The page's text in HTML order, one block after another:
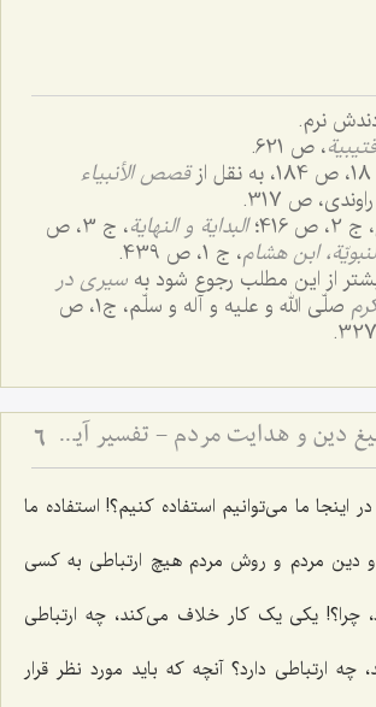
نرم.
، ص 621.
قصص الأنبیاء
ص 317.
، ج 2، ص 416؛ البدایة و النهایة
، ج 3، ص
ابن هشام، ج 1، ص 439.
از این مطلب رجوع شود به سیری در
صلّی الله و علیه و آله و سلّم، ج۱، ص
اذن خدا در تبلیغ دین و هدایت مردم - تفسیر آیه ﴿يَٰٓأَيُّهَا ٱلنَّبِيُّ إِنَّآ أَرۡسَلۡنَٰكَ شَٰهِدٗا وَمُبَشِّرٗا وَنَذِيرٗا * وَدَاعِيًا إِلَى ٱللَهِ بِإِذۡنِهِۦ وَسِرَاجٗا مُّنِيرٗا﴾ 6
اینجا ما می‌توانیم استفاده کنیم؟! استفاده ما
دین مردم و روش مردم هیچ ارتباطی به کسی
چرا؟! یکی یک کار خلاف می‌کند، چه ارتباطی
ارتباطی دارد؟ آنچه که باید مورد نظر قرار